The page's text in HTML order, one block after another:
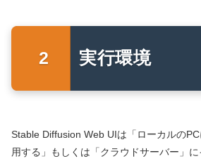
実行環境
Stable Diffusion Web UIは「ローカルの
用する」もしくは「クラウドサーバー」